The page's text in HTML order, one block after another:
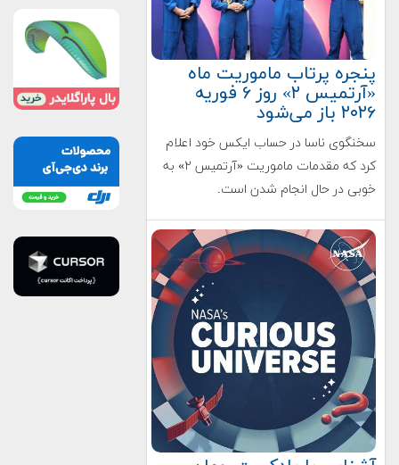
پنجره پرتاب ماموریت ماه
«آرتمیس ۲» روز ۶ فوریه
۲۰۲۶ باز می‌شود
سخنگوی ناسا در حساب ایکس خود اعلام
کرد که مقدمات ماموریت «آرتمیس ۲» به
خوبی در حال انجام شدن است.